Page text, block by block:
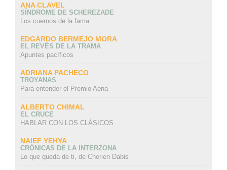
ANA CLAVEL
SÍNDROME DE SCHEREZADE
Los cuernos de la fama
EDGARDO BERMEJO MORA
EL REVÉS DE LA TRAMA
Apuntes pacíficos
ADRIANA PACHECO
TROYANAS
Para entender el Premio Aena
ALBERTO CHIMAL
EL CRUCE
HABLAR CON LOS CLÁSICOS
NAIEF YEHYA
CRÓNICAS DE LA INTERZONA
Lo que queda de ti, de Cherien Dabis